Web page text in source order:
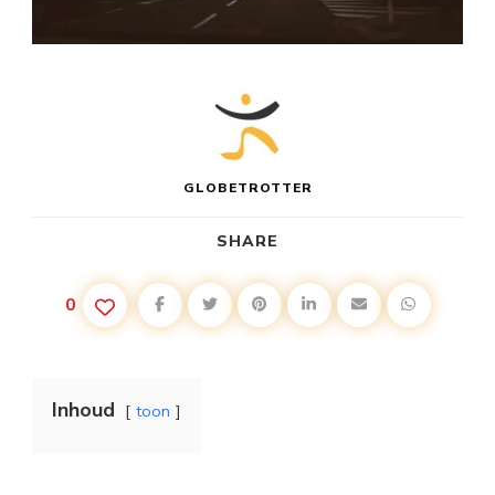
GLOBETROTTER
SHARE
0
Inhoud toon